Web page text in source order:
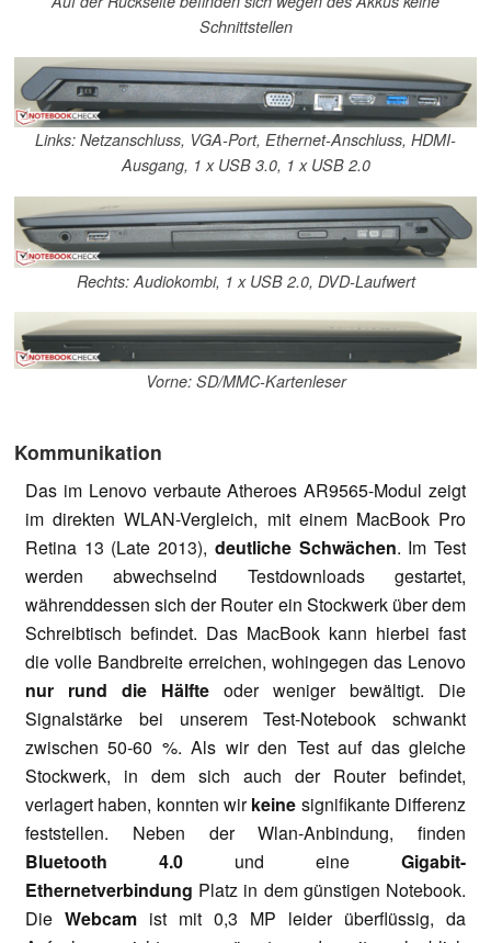
Schnittstellen
Links: Netzanschluss, VGA-Port, Ethernet-Anschluss, HDMI-
Ausgang, 1 x USB 3.0, 1 x USB 2.0
Rechts: Audiokombi, 1 x USB 2.0, DVD-Laufwert
Vorne: SD/MMC-Kartenleser
Kommunikation
Das im Lenovo verbaute Atheroes AR9565-Modul zeigt
im direkten WLAN-Vergleich, mit einem MacBook Pro
Retina 13 (Late 2013), deutliche Schwächen. Im Test
werden abwechselnd Testdownloads gestartet,
währenddessen sich der Router ein Stockwerk über dem
Schreibtisch befindet. Das MacBook kann hierbei fast
die volle Bandbreite erreichen, wohingegen das Lenovo
nur rund die Hälfte oder weniger bewältigt. Die
Signalstärke bei unserem Test-Notebook schwankt
zwischen 50-60 %. Als wir den Test auf das gleiche
Stockwerk, in dem sich auch der Router befindet,
verlagert haben, konnten wirkeine signifikante Differenz
feststellen. Neben der Wlan-Anbindung, finden
Bluetooth 4.0 und eine Gigabit-
Ethernetverbindung Platz in dem günstigen Notebook.
Die Webcam ist mit 0,3 MP leider überflüssig, da